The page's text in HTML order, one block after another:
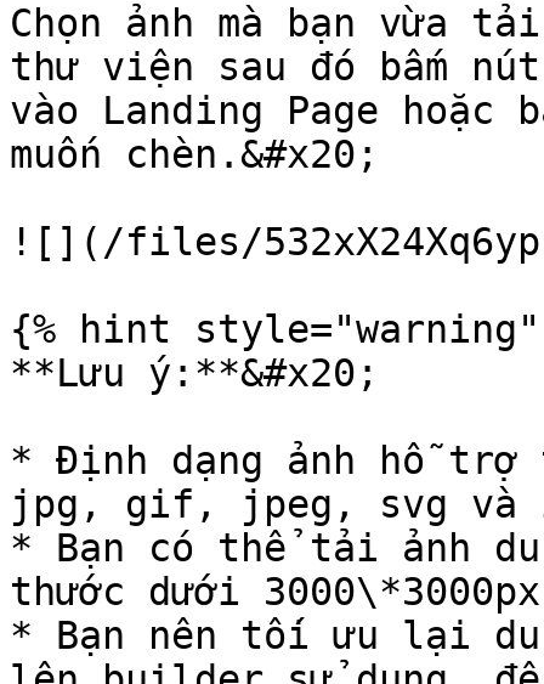
Chọn ảnh mà bạn vừa
thư viện sau đó bấm
vào Landing Page
muốn chèn.&#x20;
![](/files/
{% hint style="warning"
**Lưu ý:**&#x20;
* Định dạng ảnh hỗ
jpg, gif, jpeg, svg và
* Bạn có thể tải ảnh
thước dưới
* Bạn nên tối ưu lại